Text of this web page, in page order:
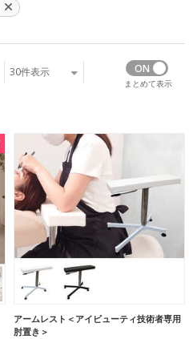
30件表示
まとめて表示
アームレスト＜アイビューティ技術者専用
肘置き＞